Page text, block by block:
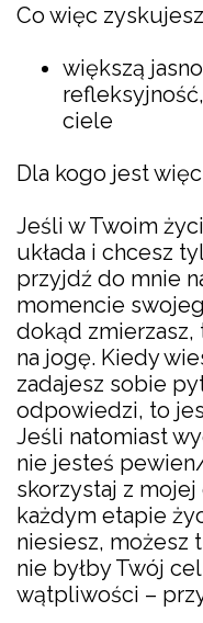
Co więc
większą
ciele
Dla kogo jest
Jeśli w Twoim
układa i chcesz
przyjdź do mnie
momencie
dokąd zmierzasz,
na jogę. Kiedy
zadajesz sobie
odpowiedzi, to
Jeśli natomiast
nie jesteś
skorzystaj z mojej
każdym etapie
niesiesz, możesz
nie byłby Twój
wątpliwości –